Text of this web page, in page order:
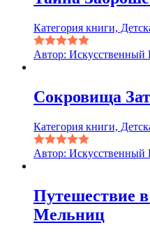
Категория книги,
Автор: Искусственный
Сокровища
Категория книги,
Автор: Искусственный
Путешествие
Мельниц